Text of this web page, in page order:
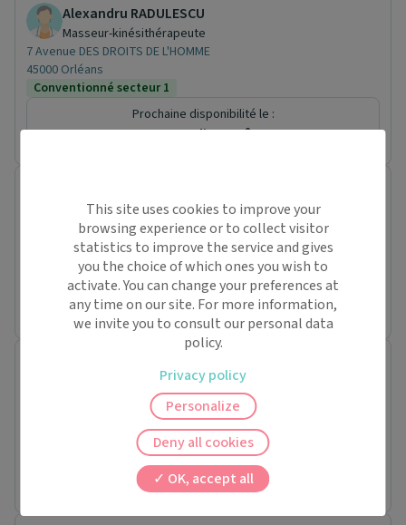
Alexandru RADULESCU
Masseur-kinésithérapeute
7 Avenue DES DROITS DE L'HOMME
45000 Orléans
Conventionné secteur 1
Prochaine disponibilité le :
mercredi 12 août
Masseur-kinésithérapeute
7 Avenue DES DROITS DE L'HOMME
45000 Orléans
Conventionné secteur 1
Prochaine disponibilité le :
jeudi 20 août
Cabinet paramédical
7 Avenue DES DROITS DE L'HOMME
Conventionné secteur 1
Prochaine disponibilité le :
mercredi 12 août
This site uses cookies to improve your
browsing experience or to collect visitor
statistics to improve the service and gives
you the choice of which ones you wish to
activate. You can change your preferences at
any time on our site. For more information,
we invite you to consult our personal data
policy.
OK, accept all
Deny all cookies
Personalize
Privacy policy